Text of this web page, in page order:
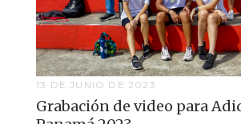
13 DE JUNIO DE 2023
Grabación de video para